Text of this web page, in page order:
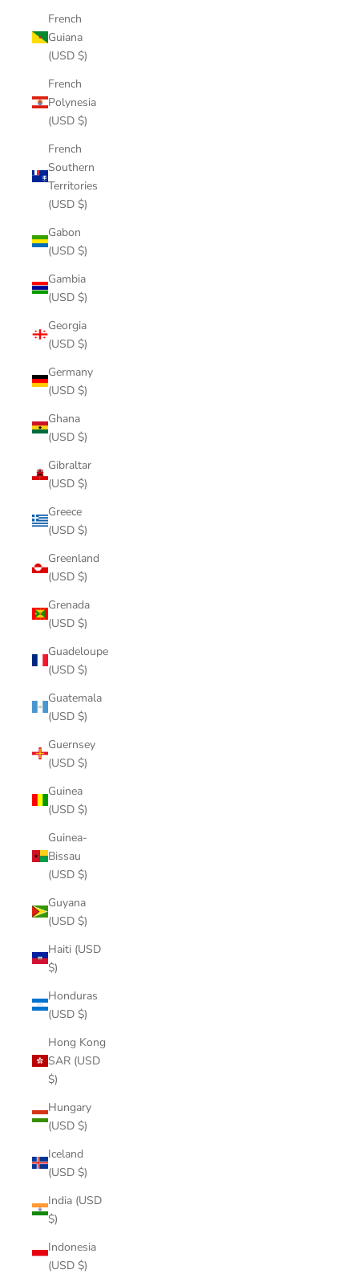
French
Guiana
(USD $)
French
Polynesia
(USD $)
French
Southern
Territories
(USD $)
Gabon
(USD $)
Gambia
(USD $)
Georgia
(USD $)
Germany
(USD $)
Ghana
(USD $)
Gibraltar
(USD $)
Greece
(USD $)
Greenland
(USD $)
Grenada
(USD $)
Guadeloupe
(USD $)
Guatemala
(USD $)
Guernsey
(USD $)
Guinea
(USD $)
Guinea-
Bissau
(USD $)
Guyana
(USD $)
Haiti (USD
$)
Honduras
(USD $)
Hong Kong
SAR (USD
$)
Hungary
(USD $)
Iceland
(USD $)
India (USD
$)
Indonesia
(USD $)